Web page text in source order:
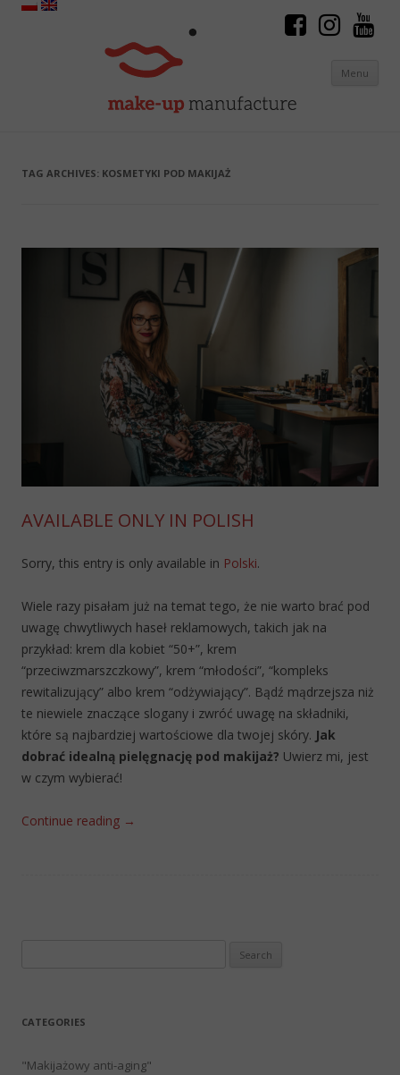
Menu
TAG ARCHIVES: KOSMETYKI POD MAKIJAŻ
AVAILABLE ONLY IN POLISH
Sorry, this entry is only available in Polski.
Wiele razy pisałam już na temat tego, że nie warto brać pod
uwagę chwytliwych haseł reklamowych, takich jak na
przykład: krem dla kobiet “50+”, krem
“przeciwzmarszczkowy”, krem “młodości”, “kompleks
rewitalizujący” albo krem “odżywiający”. Bądź mądrzejsza niż
te niewiele znaczące slogany i zwróć uwagę na składniki,
które są najbardziej wartościowe dla twojej skóry. Jak
dobrać idealną pielęgnację pod makijaż? Uwierz mi, jest
w czym wybierać!
Continue reading →
CATEGORIES
"Makijażowy anti-aging"